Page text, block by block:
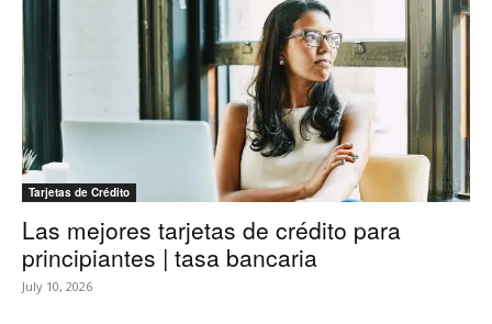
Tarjetas de Crédito
Las mejores tarjetas de crédito para
principiantes | tasa bancaria
July 10, 2026